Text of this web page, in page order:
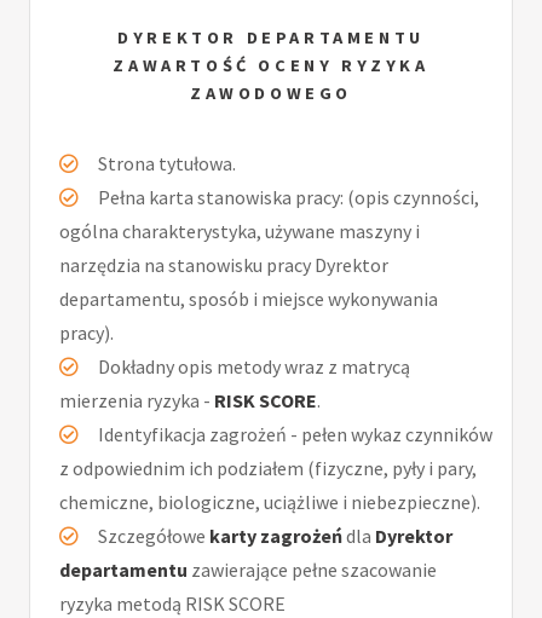
DYREKTOR DEPARTAMENTU
ZAWARTOŚĆ OCENY RYZYKA
ZAWODOWEGO
Strona tytułowa.
Pełna karta stanowiska pracy: (opis czynności,
ogólna charakterystyka, używane maszyny i
narzędzia na stanowisku pracy Dyrektor
departamentu, sposób i miejsce wykonywania
pracy).
Dokładny opis metody wraz z matrycą
mierzenia ryzyka - RISK SCORE.
Identyfikacja zagrożeń - pełen wykaz czynników
z odpowiednim ich podziałem (fizyczne, pyły i pary,
chemiczne, biologiczne, uciążliwe i niebezpieczne).
Szczegółowe karty zagrożeńdla Dyrektor
departamentu zawierające pełne szacowanie
ryzyka metodą RISK SCORE